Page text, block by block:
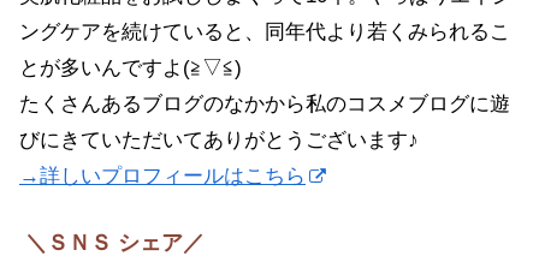
ングケアを続けていると、同年代より若くみられるこ
とが多いんですよ(≧▽≦)
たくさんあるブログのなかから私のコスメブログに遊
びにきていただいてありがとうございます♪
→詳しいプロフィールはこちら
＼ＳＮＳ シェア／